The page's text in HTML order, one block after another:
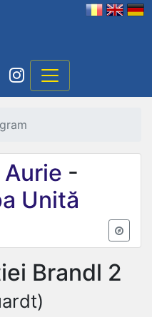
Aurie -
Unită
Brandl 2